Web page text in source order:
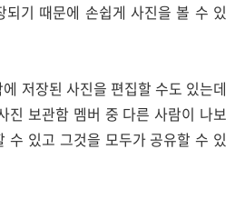
되기 때문에 손쉽게 사진을 볼 수 있
저장된 사진을 편집할 수도 있는데
진 보관함 멤버 중 다른 사람이 나보
수 있고 그것을 모두가 공유할 수 있